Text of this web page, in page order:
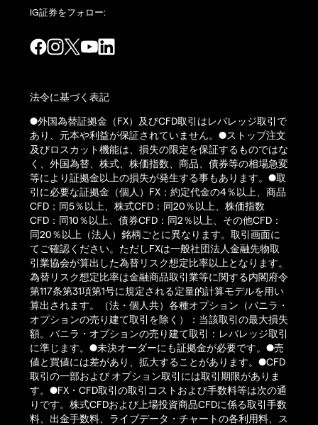
IG証券をフォロー:
法令に基づく表記
●外国為替証拠金（FX）及びCFD取引はレバレッジ取引で
あり、元本や利益が保証されていません。●ストップ注文
及びロスカット機能は、損失の限定を保証するものではな
く、外国為替、株式、株価指数、商品、債券等の相場急変
等により証拠金以上の損失が発生する事もあります。●取
引に必要な証拠金（個人）FX：約定代金の4％以上、商品
CFD：同5％以上、株式CFD：同20％以上、株価指数
CFD：同10％以上、債券CFD：同2％以上、その他CFD：
同20％以上（法人）銘柄ごとに異なります。取引画面に
てご確認ください。ただしFXは一般社団法人金融先物取
引業協会が算出した為替リスク想定比率以上となります。
為替リスク想定比率は金融商品取引業等に関する内閣府令
第117条第31項第1号に規定される定量的計算モデルを用い
算出されます。（法・個人共）各種オプション（バニラ・
オプションの売り建て取引を除く）：当該取引の最大損失
額。バニラ・オプションの売り建て取引：レバレッジ取引
に準じます。●未決オーダーにも証拠金が必要です。●売
値と買値には差があり、拡大することがあります。●CFD
取引の一部および オプション取引には取引期限がありま
す。●FX・CFD取引の取引コストおよび手数料等は次の通
りです。株式CFDおよび上場投資商品CFDに係る取引手数
料、出金手数料、ライブデータ・チャートの各利用料、ス